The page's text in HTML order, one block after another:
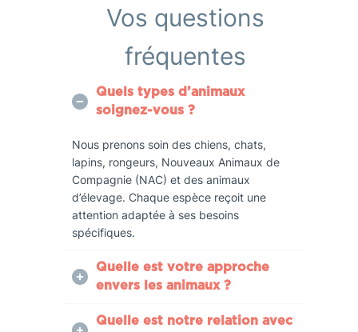
Vos questions
fréquentes
Quels types d’animaux
soignez-vous ?
Nous prenons soin des chiens, chats,
lapins, rongeurs, Nouveaux Animaux de
Compagnie (NAC) et des animaux
d’élevage. Chaque espèce reçoit une
attention adaptée à ses besoins
spécifiques.
Quelle est votre approche
envers les animaux ?
Quelle est notre relation avec